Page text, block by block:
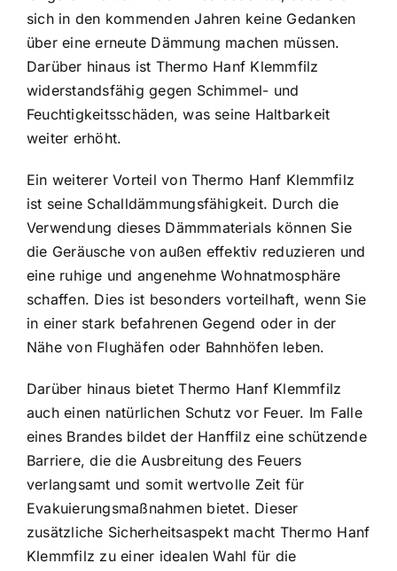
sich in den kommenden Jahren keine Gedanken
über eine erneute Dämmung machen müssen.
Darüber hinaus ist Thermo Hanf Klemmfilz
widerstandsfähig gegen Schimmel- und
Feuchtigkeitsschäden, was seine Haltbarkeit
weiter erhöht.
Ein weiterer Vorteil von Thermo Hanf Klemmfilz
ist seine Schalldämmungsfähigkeit. Durch die
Verwendung dieses Dämmmaterials können Sie
die Geräusche von außen effektiv reduzieren und
eine ruhige und angenehme Wohnatmosphäre
schaffen. Dies ist besonders vorteilhaft, wenn Sie
in einer stark befahrenen Gegend oder in der
Nähe von Flughäfen oder Bahnhöfen leben.
Darüber hinaus bietet Thermo Hanf Klemmfilz
auch einen natürlichen Schutz vor Feuer. Im Falle
eines Brandes bildet der Hanffilz eine schützende
Barriere, die die Ausbreitung des Feuers
verlangsamt und somit wertvolle Zeit für
Evakuierungsmaßnahmen bietet. Dieser
zusätzliche Sicherheitsaspekt macht Thermo Hanf
Klemmfilz zu einer idealen Wahl für die